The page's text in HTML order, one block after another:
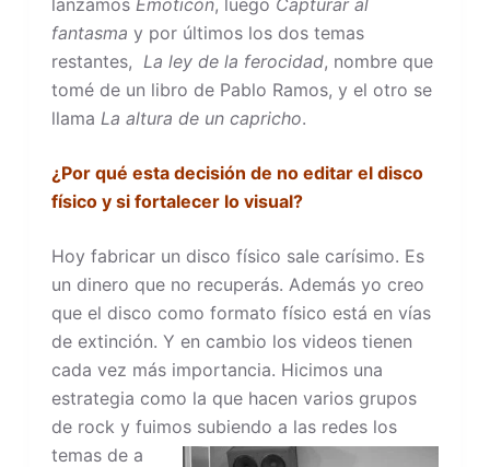
fantasma y por últimos los dos temas
restantes, La ley de la ferocidad, nombre que
tomé de un libro de Pablo Ramos, y el otro se
llama La altura de un capricho.
¿Por qué esta decisión de no editar el disco
físico y si fortalecer lo visual?
Hoy fabricar un disco físico sale carísimo. Es
un dinero que no recuperás. Además yo creo
que el disco como formato físico está en vías
de extinción. Y en cambio los videos tienen
cada vez más importancia. Hicimos una
estrategia como la que hacen varios grupos
de rock y fuimos subiendo a las redes los
temas de a